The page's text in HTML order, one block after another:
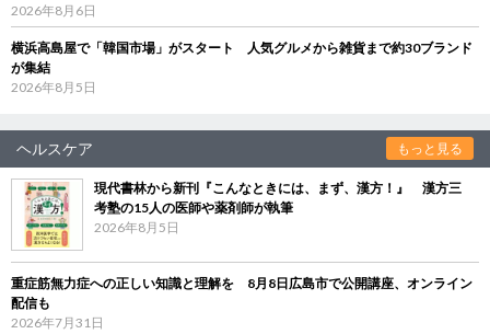
2026年8月6日
横浜高島屋で「韓国市場」がスタート 人気グルメから雑貨まで約30ブランド
が集結
2026年8月5日
ヘルスケア もっと見る
現代書林から新刊『こんなときには、まず、漢方！』 漢方三
考塾の15人の医師や薬剤師が執筆
2026年8月5日
重症筋無力症への正しい知識と理解を 8月8日広島市で公開講座、オンライン
配信も
2026年7月31日